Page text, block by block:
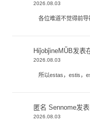
2026.08.03
各位难道不觉得前
HiĵobĵineMŬB发表
2026.08.03
所以estas，estis，
匿名 Sennome发
2026.08.03